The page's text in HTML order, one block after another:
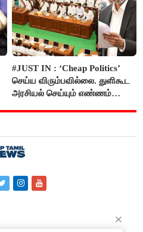
#JUST IN : ‘Cheap Politics’
செய்ய விரும்பவில்லை. துளிகூட
அரசியல் செய்யும் எண்ணம்